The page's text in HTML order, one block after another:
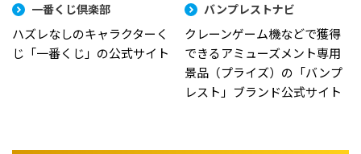
一番くじ倶楽部
ハズレなしのキャラクターく
じ「一番くじ」の公式サイト
バンプレストナビ
クレーンゲーム機などで獲得
できるアミューズメント専用
景品（プライズ）の「バンプ
レスト」ブランド公式サイト